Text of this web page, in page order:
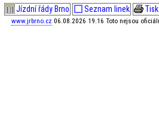
Jízdní řády Brno Seznam linek Tisk
www.jrbrno.cz 06.08.2026 19.16 Toto nejsou